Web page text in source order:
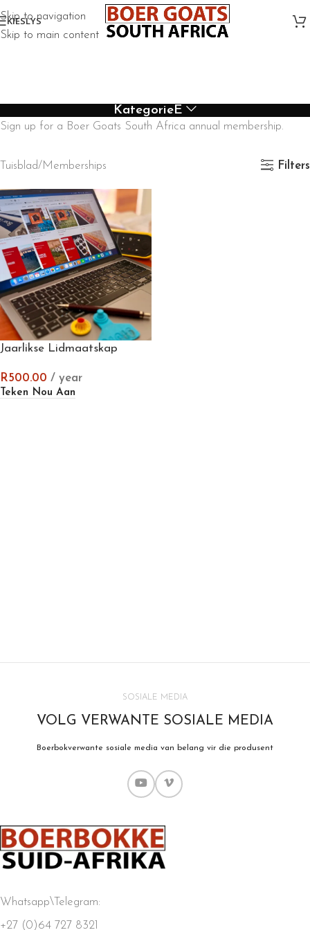
Skip to navigation
Skip to main content
KIESLYS
KategorieË
Sign up for a Boer Goats South Africa annual membership.
Tuisblad Memberships Filters
Jaarlikse Lidmaatskap
R500.00 / year
Teken Nou Aan
SOSIALE MEDIA
VOLG VERWANTE SOSIALE MEDIA
Boerbokverwante sosiale media van belang vir die produsent
Whatsapp\Telegram:
+27 (0)64 727 8321